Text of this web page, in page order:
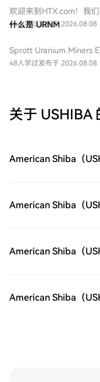
ETF 为每日 2 倍杠杆做
品，挂钩标普 500 短期
基金通常用于在美股市场
特性和期货展期成本，
欢迎来到HTX.com！我
ProShares 两倍做多短期
逐步指南，放心开始您的
一步：创建您的HTX账
或Mastercard即时购买
Pay等流行支付方法以增
者提供个性化服务和竞
存储您的ProShares 两
在您的HTX账户钱包中
链转账将其发送到其他
货市场轻松交易
期货ETF（UVXY)。访
44人学过发布于 2026.08.08
什么是 URNM
Sprott Uranium Miners
代码：URNM），中文：
铀持有企业，受益全球
需求增长，是美股稀缺
48人学过发布于 2026.08.08
关于 USHIBA
American Shiba（
American Shiba（
American Shiba（
American Shiba（